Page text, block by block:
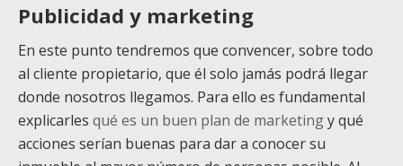
Publicidad y marketing
En este punto tendremos que convencer, sobre todo
al cliente propietario, que él solo jamás podrá llegar
donde nosotros llegamos. Para ello es fundamental
explicarles qué es un buen plan de marketingy qué
acciones serían buenas para dar a conocer su